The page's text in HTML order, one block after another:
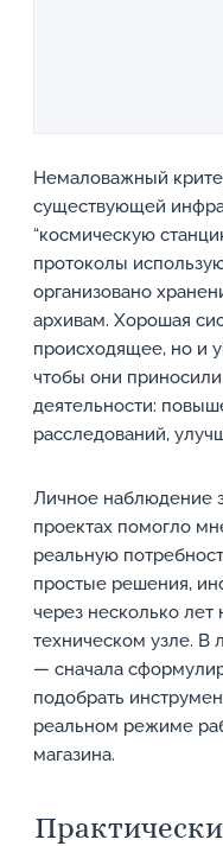
Немаловажный
существующей
“космическую
протоколы
организовано
архивам. Хорошая
происходящее, но и
чтобы они
деятельности:
расследований,
Личное наблюдение
проектах помогло
реальную
простые решения,
через несколько лет
техническом узле. В
— сначала
подобрать
реальном режиме
магазина.